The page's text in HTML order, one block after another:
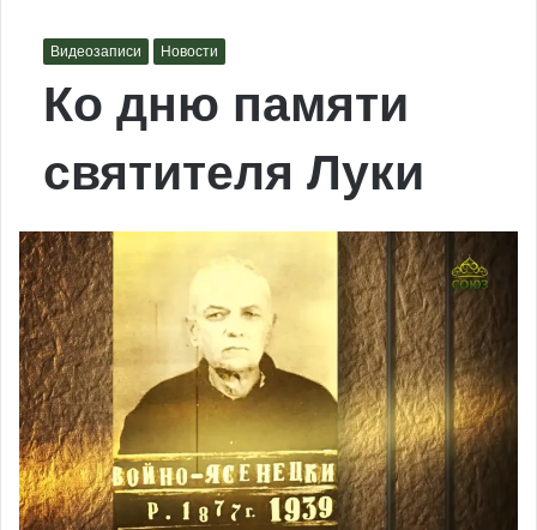
Видеозаписи Новости
Ко дню памяти
святителя Луки